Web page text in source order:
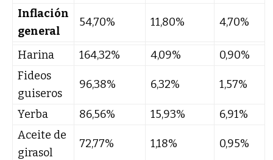
Inflación
general
54,70% 11,80% 4,70%
Harina 164,32% 4,09%
0,90%
Fideos
guiseros
96,38% 6,32% 1,57%
Yerba 86,56% 15,93%
6,91%
Aceite de
girasol
72,77% 1,18% 0,95%